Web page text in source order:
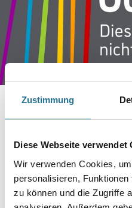
Zustimmung
Diese Webseite verwendet
Wir verwenden Cookies,
personalisieren,
zu können und die Zugriffe
IST
Keine Sorge, wir
werden das Problem so